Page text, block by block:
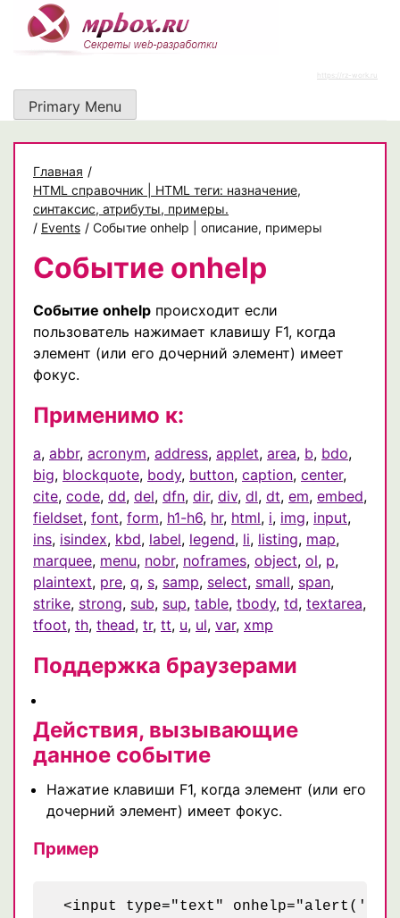
content
https://rz-work.ru
Primary Menu
Главная /
HTML справочник | HTML теги: назначение,
синтаксис, атрибуты, примеры.
/ Events / Событие onhelp | описание, примеры
Событие onhelp
Событие onhelp происходит если
пользователь нажимает клавишу F1, когда
элемент (или его дочерний элемент) имеет
фокус.
Применимо к:
a, abbr, acronym, address, applet, area, b, bdo,
big, blockquote, body, button, caption, center,
cite, code, dd, del, dfn, dir, div, dl, dt, em, embed,
fieldset, font, form, h1-h6, hr, html, i, img, input,
ins, isindex, kbd, label, legend, li, listing, map,
marquee, menu, nobr, noframes, object, ol, p,
plaintext, pre, q, s, samp, select, small, span,
strike, strong, sub, sup, table, tbody, td, textarea,
tfoot, th, thead, tr, tt, u, ul, var, xmp
Поддержка браузерами
Действия, вызывающие
данное событие
Нажатие клавиши F1, когда элемент (или его
дочерний элемент) имеет фокус.
Пример
<input type="text" onhelp="alert('Вам